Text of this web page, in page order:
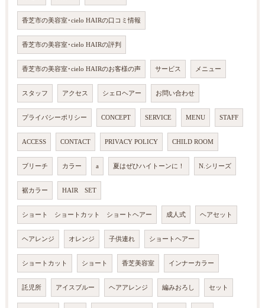
香芝市の美容室･cielo HAIRの口コミ情報
香芝市の美容室･cielo HAIRの評判
香芝市の美容室･cielo HAIRのお客様の声 サービス メニュー
スタッフ アクセス シェロヘアー お問い合わせ
プライバシーポリシー CONCEPT SERVICE MENU STAFF
ACCESS CONTACT PRIVACY POLICY CHILD ROOM
ブリーチ カラー a 夏はぜひハイトーンに！ N.シリーズ
裾カラー HAIR SET
ショート ショートカット ショートヘアー 成人式 ヘアセット
ヘアレンジ オレンジ 子供連れ ショートヘアー
ショートカット ショート 香芝美容室 インナーカラー
託児所 アイスブルー ヘアアレンジ 編みおろし セット